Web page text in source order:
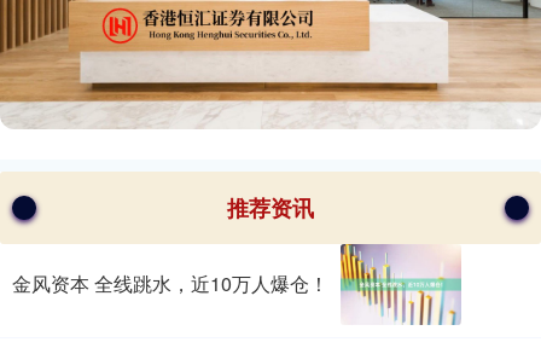
推荐资讯
金风资本 全线跳水，近10万人爆仓！